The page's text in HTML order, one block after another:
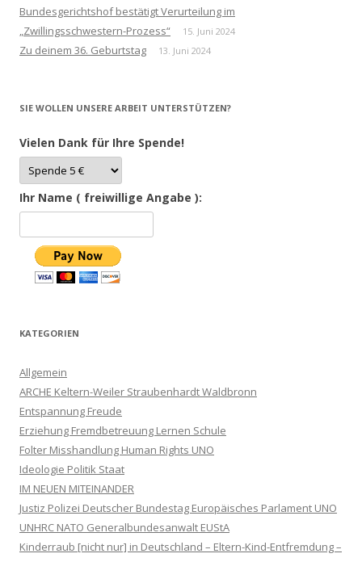
Bundesgerichtshof bestätigt Verurteilung im
„Zwillingsschwestern-Prozess“
15. Juni 2024
Zu deinem 36. Geburtstag 13. Juni 2024
SIE WOLLEN UNSERE ARBEIT UNTERSTÜTZEN?
Vielen Dank für Ihre Spende!
Ihr Name ( freiwillige Angabe ):
KATEGORIEN
Allgemein
ARCHE Keltern-Weiler Straubenhardt Waldbronn
Entspannung Freude
Erziehung Fremdbetreuung Lernen Schule
Folter Misshandlung Human Rights UNO
Ideologie Politik Staat
IM NEUEN MITEINANDER
Justiz Polizei Deutscher Bundestag Europäisches Parlament UNO
UNHRC NATO Generalbundesanwalt EUStA
Kinderraub [nicht nur] in Deutschland – Eltern-Kind-Entfremdung –